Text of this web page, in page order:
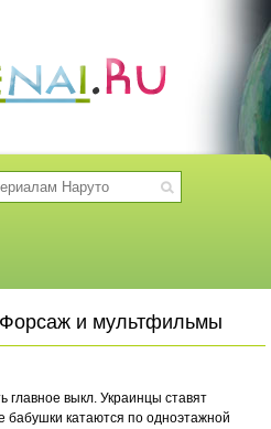
Форсаж и мультфильмы
выкл. Украинцы ставят
бабушки катаются по одноэтажной